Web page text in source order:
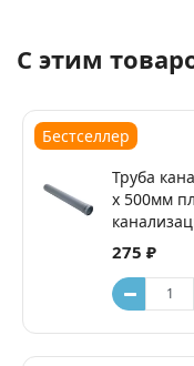
С этим
Бестселлер
Труба
х 500мм
275 ₽